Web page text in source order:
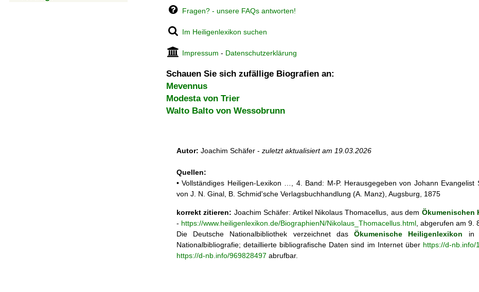
Fragen? - unsere FAQs antworten!
Im Heiligenlexikon suchen
Impressum - Datenschutzerklärung
Schauen Sie sich zufällige Biografien an:
Mevennus
Modesta von Trier
Walto Balto von Wessobrunn
Autor: Joachim Schäfer - zuletzt aktualisiert am 19.03.2026
Quellen:
• Vollständiges Heiligen-Lexikon …, 4. Band: M-P. Herausgegeben von Johann Evangelist
von J. N. Ginal, B. Schmid'sche Verlagsbuchhandlung (A. Manz), Augsburg, 1875
korrekt zitieren: Joachim Schäfer: Artikel Nikolaus Thomacellus, aus dem Ökumenischen
- https://www.heiligenlexikon.de/BiographienN/Nikolaus_Thomacellus.html , abgerufen am 9.
Die Deutsche Nationalbibliothek verzeichnet dasÖkumenische Heiligenlexikon in
Nationalbibliografie; detaillierte bibliografische Daten sind im Internet über https://d-nb.info/
https://d-nb.info/969828497 abrufbar.